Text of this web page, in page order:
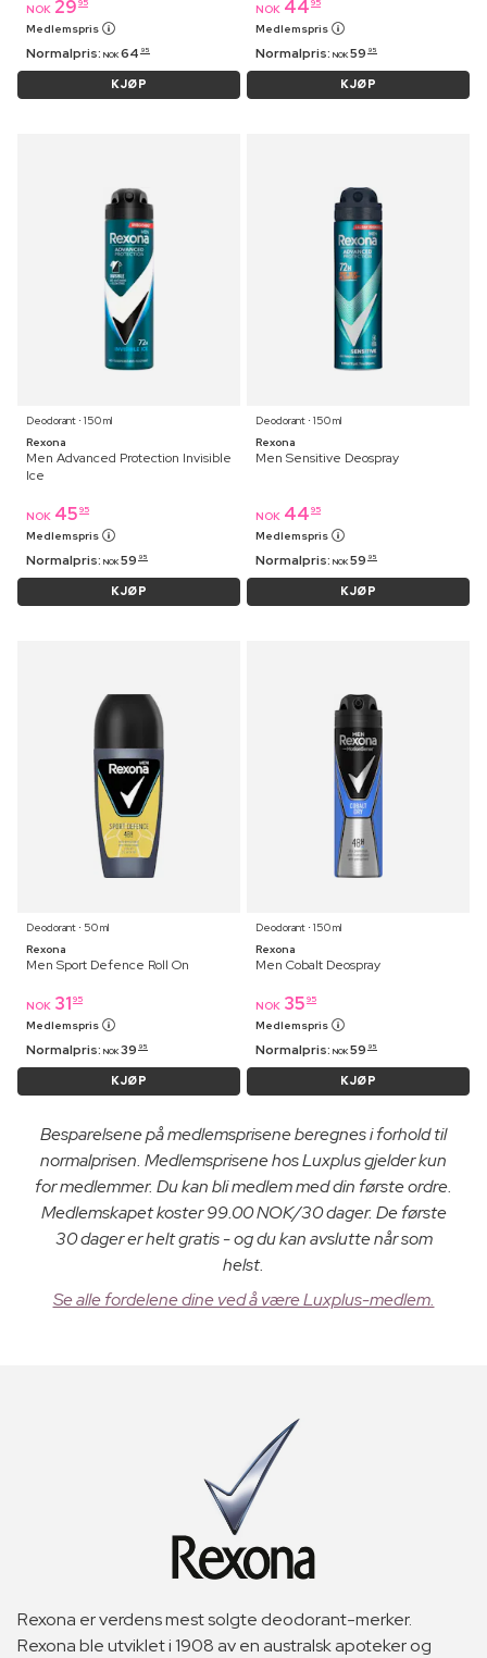
NOK 29 95
Medlemspris
Normalpris: NOK 64 95
KJØP
NOK 44 95
Medlemspris
Normalpris: NOK 59 95
KJØP
Deodorant ⋅ 150 ml
Rexona
Men Advanced Protection Invisible
Ice
NOK 45 95
Medlemspris
Normalpris: NOK 59 95
KJØP
Deodorant ⋅ 150 ml
Rexona
Men Sensitive Deospray
NOK 44 95
Medlemspris
Normalpris: NOK 59 95
KJØP
Deodorant ⋅ 50 ml
Rexona
Men Sport Defence Roll On
NOK 31 95
Medlemspris
Normalpris: NOK 39 95
KJØP
Deodorant ⋅ 150 ml
Rexona
Men Cobalt Deospray
NOK 35 95
Medlemspris
Normalpris: NOK 59 95
KJØP
Besparelsene på medlemsprisene beregnes i forhold til
normalprisen. Medlemsprisene hos Luxplus gjelder kun
for medlemmer. Du kan bli medlem med din første ordre.
Medlemskapet koster 99.00 NOK/30 dager. De første
30 dager er helt gratis - og du kan avslutte når som
helst.
Se alle fordelene dine ved å være Luxplus-medlem.
Rexona er verdens mest solgte deodorant-merker.
Rexona ble utviklet i 1908 av en australsk apoteker og